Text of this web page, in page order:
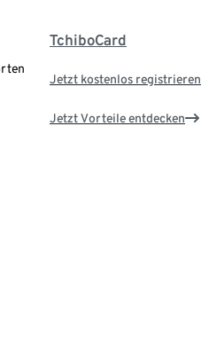
TchiboCard
Jetzt kostenlos registrieren
Jetzt Vorteile entdecken